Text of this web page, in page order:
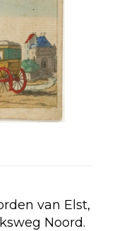
van Elst,
Noord.